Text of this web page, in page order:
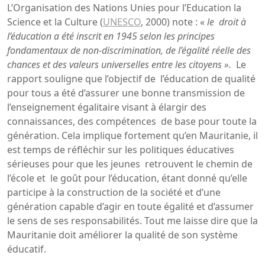
L’Organisation des Nations Unies pour l’Education la
Science et la Culture (UNESCO, 2000) note : «le droit à
l’éducation a été inscrit en 1945 selon les principes
fondamentaux de non-discrimination, de l’égalité réelle des
chances et des valeurs universelles entre les citoyens ». Le
rapport souligne que l’objectif de l’éducation de qualité
pour tous a été d’assurer une bonne transmission de
l’enseignement égalitaire visant à élargir des
connaissances, des compétences de base pour toute la
génération. Cela implique fortement qu’en Mauritanie, il
est temps de réfléchir sur les politiques éducatives
sérieuses pour que les jeunes retrouvent le chemin de
l’école et le goût pour l’éducation, étant donné qu’elle
participe à la construction de la société et d’une
génération capable d’agir en toute égalité et d’assumer
le sens de ses responsabilités. Tout me laisse dire que la
Mauritanie doit améliorer la qualité de son système
éducatif.